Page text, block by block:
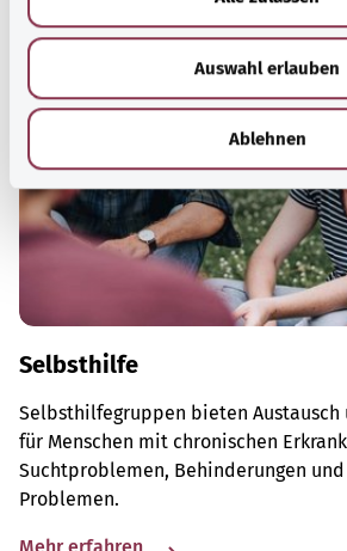
Auswahl erlauben
Ablehnen
Selbsthilfe
Selbsthilfegruppen bieten Austausch
für Menschen mit chronischen
Suchtproblemen, Behinderungen
Problemen.
Mehr erfahren